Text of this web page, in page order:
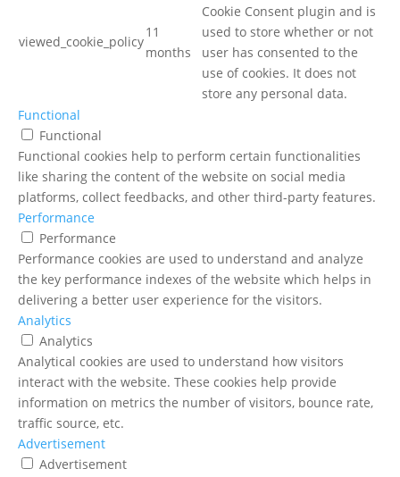
viewed_cookie_policy
11
months
Cookie Consent plugin and is
used to store whether or not
user has consented to the
use of cookies. It does not
store any personal data.
Functional
Functional
Functional cookies help to perform certain functionalities
like sharing the content of the website on social media
platforms, collect feedbacks, and other third-party features.
Performance
Performance
Performance cookies are used to understand and analyze
the key performance indexes of the website which helps in
delivering a better user experience for the visitors.
Analytics
Analytics
Analytical cookies are used to understand how visitors
interact with the website. These cookies help provide
information on metrics the number of visitors, bounce rate,
traffic source, etc.
Advertisement
Advertisement